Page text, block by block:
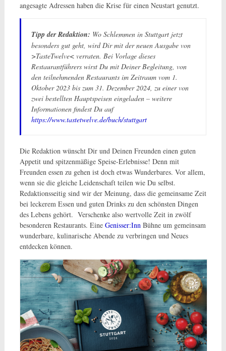
angesagte Adressen haben die Krise für einen Neustart genutzt.
Tipp der Redaktion: Wo Schlemmen in Stuttgart jetzt
besonders gut geht, wird Dir mit der neuen Ausgabe von
>TasteTwelve< verraten. Bei Vorlage dieses
Restaurantführers wirst Du mit Deiner Begleitung, von
den teilnehmenden Restaurants im Zeitraum vom 1.
Oktober 2023 bis zum 31. Dezember 2024, zu einer von
zwei bestellten Hauptspeisen eingeladen – weitere
Informationen findest Du auf
https://www.tastetwelve.de/buch/stuttgart
Die Redaktion wünscht Dir und Deinen Freunden einen guten
Appetit und spitzenmäßige Speise-Erlebnisse! Denn mit
Freunden essen zu gehen ist doch etwas Wunderbares. Vor allem,
wenn sie die gleiche Leidenschaft teilen wie Du selbst.
Redaktionsseitig sind wir der Meinung, dass die gemeinsame Zeit
bei leckerem Essen und guten Drinks zu den schönsten Dingen
des Lebens gehört. Verschenke also wertvolle Zeit in zwölf
besonderen Restaurants. Eine Genisser:InnBühne um gemeinsam
wunderbare, kulinarische Abende zu verbringen und Neues
entdecken können.